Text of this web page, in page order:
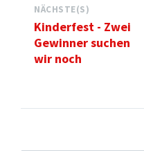
NÄCHSTE(S)
Kinderfest - Zwei
Gewinner suchen
wir noch